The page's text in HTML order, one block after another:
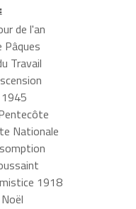
de l'an
Pâques
Travail
Nationale
1918